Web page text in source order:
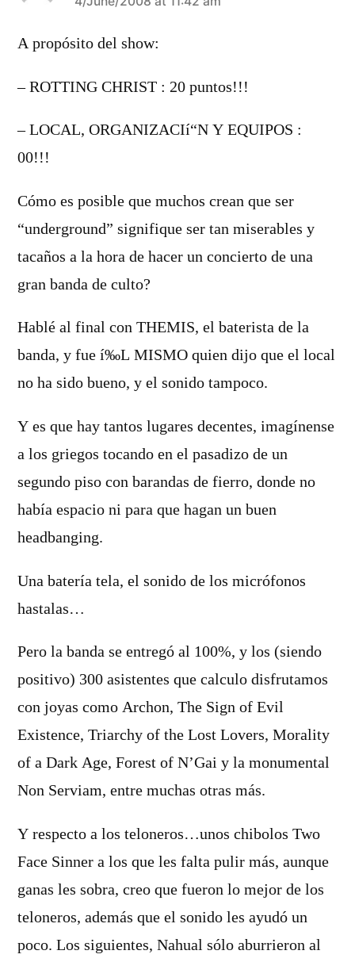
says:
A propósito del show:
– ROTTING CHRIST : 20 puntos!!!
– LOCAL, ORGANIZACIí“N Y EQUIPOS :
00!!!
Cómo es posible que muchos crean que ser
“underground” signifique ser tan miserables y
tacaños a la hora de hacer un concierto de una
gran banda de culto?
Hablé al final con THEMIS, el baterista de la
banda, y fue í‰L MISMO quien dijo que el local
no ha sido bueno, y el sonido tampoco.
Y es que hay tantos lugares decentes, imagí­nense
a los griegos tocando en el pasadizo de un
segundo piso con barandas de fierro, donde no
habí­a espacio ni para que hagan un buen
headbanging.
Una baterí­a tela, el sonido de los micrófonos
hastalas…
Pero la banda se entregó al 100%, y los (siendo
positivo) 300 asistentes que calculo disfrutamos
con joyas como Archon, The Sign of Evil
Existence, Triarchy of the Lost Lovers, Morality
of a Dark Age, Forest of N’Gai y la monumental
Non Serviam, entre muchas otras más.
Y respecto a los teloneros…unos chibolos Two
Face Sinner a los que les falta pulir más, aunque
ganas les sobra, creo que fueron lo mejor de los
teloneros, además que el sonido les ayudó un
poco. Los siguientes, Nahual sólo aburrieron al